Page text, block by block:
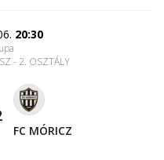
20:30
- 2. OSZTÁLY
FC MÓRICZ